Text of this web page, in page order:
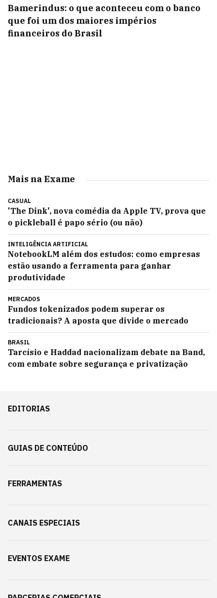
Bamerindus: o que aconteceu com o banco
que foi um dos maiores impérios
financeiros do Brasil
Mais na Exame
CASUAL
'The Dink', nova comédia da Apple TV, prova que
o pickleball é papo sério (ou não)
INTELIGÊNCIA ARTIFICIAL
NotebookLM além dos estudos: como empresas
estão usando a ferramenta para ganhar
produtividade
MERCADOS
Fundos tokenizados podem superar os
tradicionais? A aposta que divide o mercado
BRASIL
Tarcísio e Haddad nacionalizam debate na Band,
com embate sobre segurança e privatização
EDITORIAS
GUIAS DE CONTEÚDO
FERRAMENTAS
CANAIS ESPECIAIS
EVENTOS EXAME